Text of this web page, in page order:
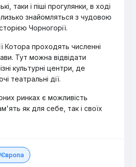
таки і піші прогулянки, в ході
знайомляться з чудовою
Чорногорії.
Котора проходять численні
Тут можна відвідати
культурні центри, де
театральні дії.
ринках є можливість
як для себе, так і своїх